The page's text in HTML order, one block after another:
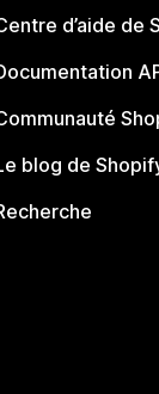
d’aide de
blog de